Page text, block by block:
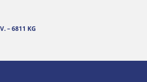
– 6811 KG